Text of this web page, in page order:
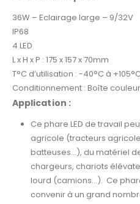
36W – Eclairage large – 9/32V
IP68
4 LED
L x H x P : 175 x 157 x 70mm
T°C d’utilisation : -40°C à
Conditionnement : Boîte couleur
Application :
Ce phare LED de travail
agricole (tracteurs
batteuses…), du matériel
chargeurs, chariots
lourd (camions…). Ce
convenir à un grand